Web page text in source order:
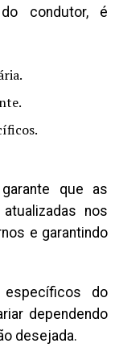
condutor, é
que as
nos
e garantindo
do
dependendo
desejada.